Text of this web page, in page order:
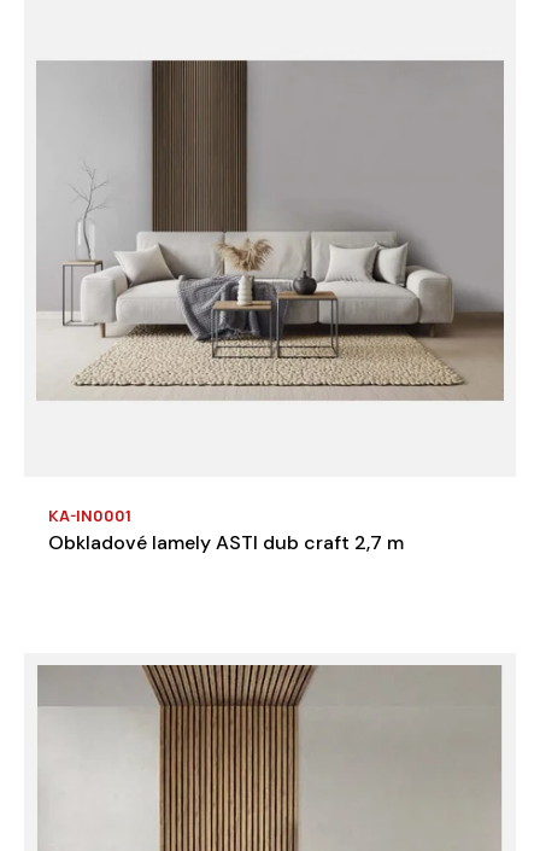
KA-IN0001
Obkladové lamely ASTI dub craft 2,7 m